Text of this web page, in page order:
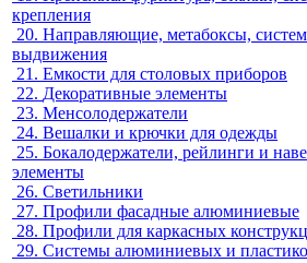
крепления
20. Направляющие, метабоксы,
выдвижения
21. Емкости для столовых приборов
22. Декоративные элементы
23. Менсолодержатели
24. Вешалки и крючки для одежды
25. Бокалодержатели, рейлинги и
элементы
26. Светильники
27. Профили фасадные алюминиевые
28. Профили для каркасных
29. Системы алюминиевых и